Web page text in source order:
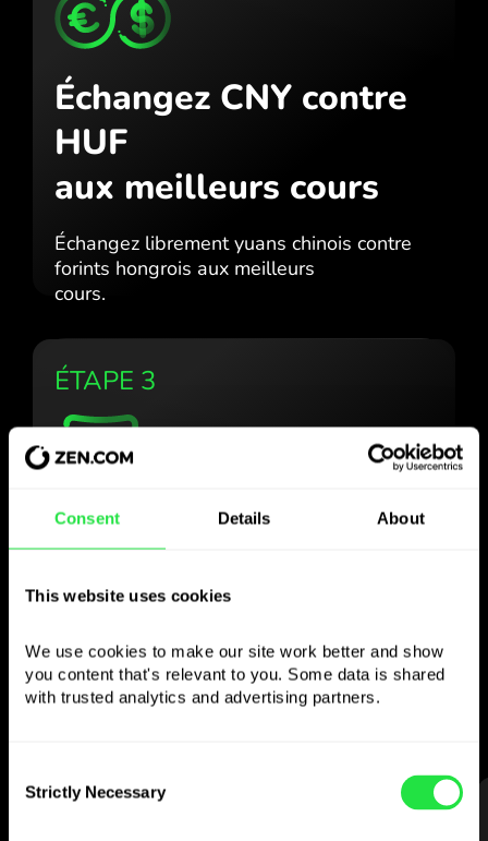
Consent Details About
This website uses cookies
We use cookies to make our site work better and show
you content that's relevant to you. Some data is shared
with trusted analytics and advertising partners.
Selection
Strictly Necessary
Échangez CNY contre
HUF
aux meilleurs cours
Échangez librement yuans chinois contre
forints hongrois aux meilleurs
cours.
ÉTAPE 3
Utilisez la devise
choisie
comme vous le
souhaitez
Envoyez de l’argent à l’étranger,
devises
— simple et sans stress.